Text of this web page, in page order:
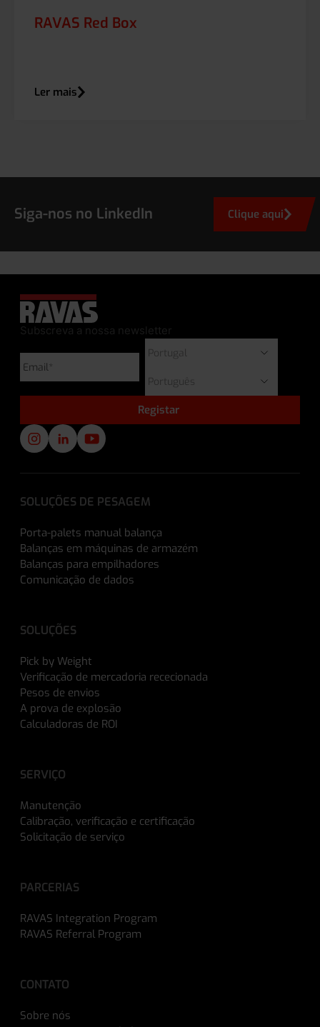
RAVAS Red Box
Ler mais
Siga-nos no LinkedIn Clique aqui
Subscreva a nossa newsletter
SOLUÇÕES DE PESAGEM
Porta-palets manual balança
Balanças em máquinas de armazém
Balanças para empilhadores
Comunicação de dados
SOLUÇÕES
Pick by Weight
Verificação de mercadoria rececionada
Pesos de envios
A prova de explosão
Calculadoras de ROI
SERVIÇO
Manutenção
Calibração, verificação e certificação
Solicitação de serviço
PARCERIAS
RAVAS Integration Program
RAVAS Referral Program
CONTATO
Sobre nós